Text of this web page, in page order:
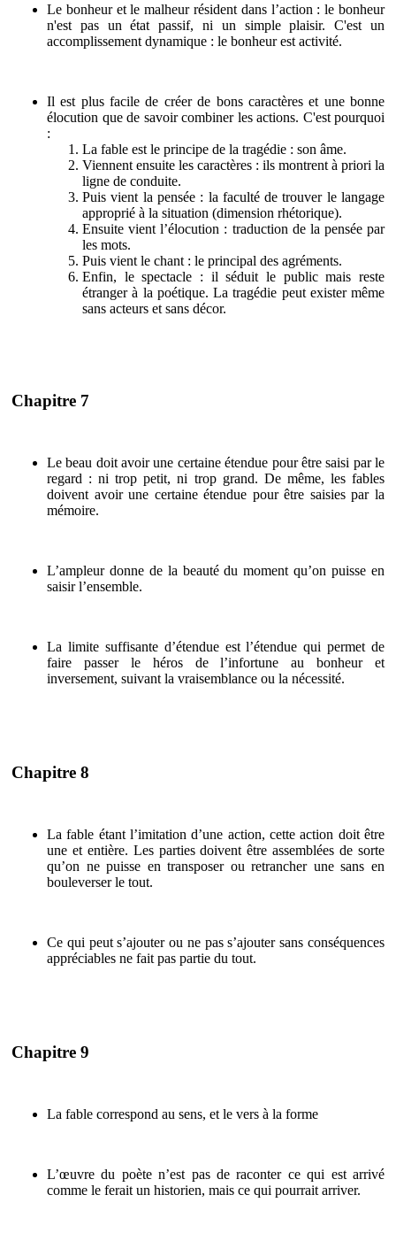
Le bonheur et le malheur résident dans l’action : le bonheur
n'est pas un état passif, ni un simple plaisir. C'est un
accomplissement dynamique : le bonheur est activité.
Il est plus facile de créer de bons caractères et une bonne
élocution que de savoir combiner les actions. C'est pourquoi
:
La fable est le principe de la tragédie : son âme.
Viennent ensuite les caractères : ils montrent à priori la
ligne de conduite.
Puis vient la pensée : la faculté de trouver le langage
approprié à la situation (dimension rhétorique).
Ensuite vient l’élocution : traduction de la pensée par
les mots.
Puis vient le chant : le principal des agréments.
Enfin, le spectacle : il séduit le public mais reste
étranger à la poétique. La tragédie peut exister même
sans acteurs et sans décor.
Chapitre 7
Le beau doit avoir une certaine étendue pour être saisi par le
regard : ni trop petit, ni trop grand. De même, les fables
doivent avoir une certaine étendue pour être saisies par la
mémoire.
L’ampleur donne de la beauté du moment qu’on puisse en
saisir l’ensemble.
La limite suffisante d’étendue est l’étendue qui permet de
faire passer le héros de l’infortune au bonheur et
inversement, suivant la vraisemblance ou la nécessité.
Chapitre 8
La fable étant l’imitation d’une action, cette action doit être
une et entière. Les parties doivent être assemblées de sorte
qu’on ne puisse en transposer ou retrancher une sans en
bouleverser le tout.
Ce qui peut s’ajouter ou ne pas s’ajouter sans conséquences
appréciables ne fait pas partie du tout.
Chapitre 9
La fable correspond au sens, et le vers à la forme
L’œuvre du poète n’est pas de raconter ce qui est arrivé
comme le ferait un historien, mais ce qui pourrait arriver.